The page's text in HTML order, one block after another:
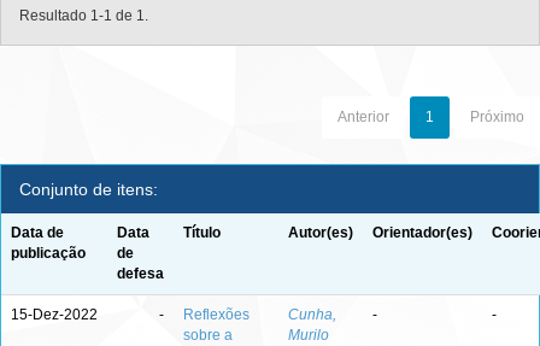
Resultado 1-1 de 1.
Anterior 1 Próximo
Conjunto de itens:
Data de
publicação
Data
de
defesa
Título Autor(es) Orientador(es)
15-Dez-2022 -
Reflexões
sobre a
Cunha,
Murilo
- -